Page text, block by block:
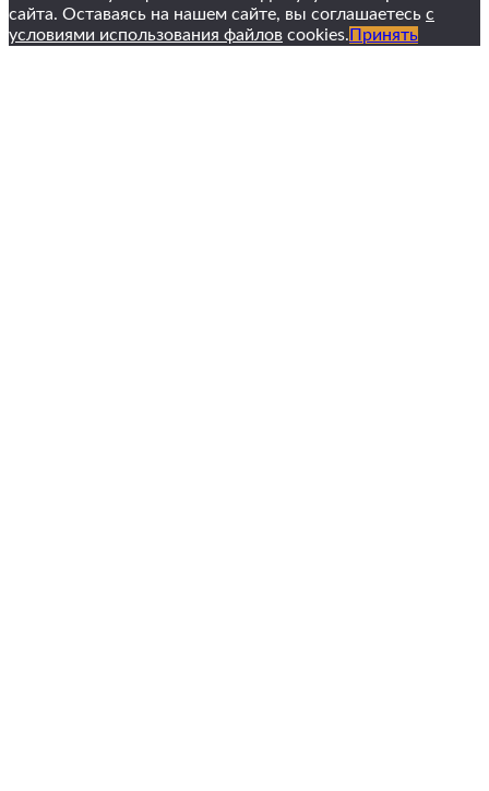
сайта. Оставаясь на нашем сайте, вы соглашаетесь с
условиями использования файлов cookies. Принять